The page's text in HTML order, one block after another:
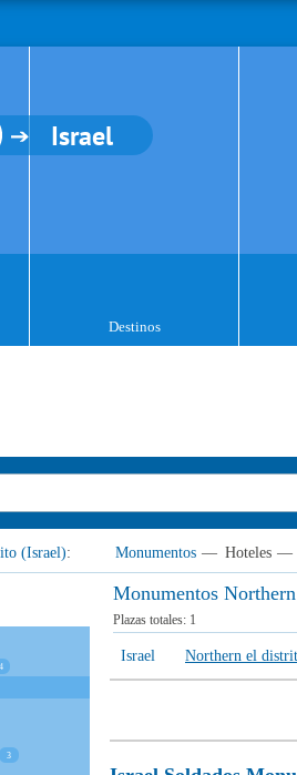
Israel
Destinos
(Israel): Monumentos — Hoteles —
Monumentos
Plazas totales: 1
Israel Northern el
3